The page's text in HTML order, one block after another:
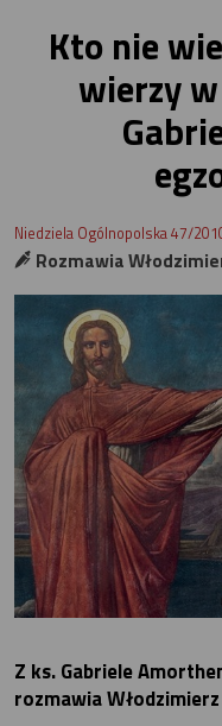
Kto nie
wierzy
Niedziela Ogólnopolska 47/
Rozmawia
Z ks. Gabriele
rozmawia